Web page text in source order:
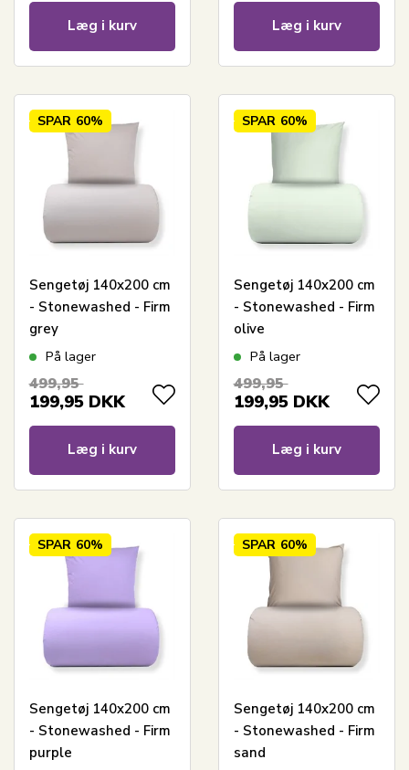
Læg i kurv Læg i kurv
SPAR 60%
Sengetøj 140x200 cm
- Stonewashed - Firm
grey
På lager
499,95
199,95 DKK
Læg i kurv
SPAR 60%
Sengetøj 140x200 cm
- Stonewashed - Firm
olive
På lager
499,95
199,95 DKK
Læg i kurv
SPAR 60%
Sengetøj 140x200 cm
- Stonewashed - Firm
purple
SPAR 60%
Sengetøj 140x200 cm
- Stonewashed - Firm
sand